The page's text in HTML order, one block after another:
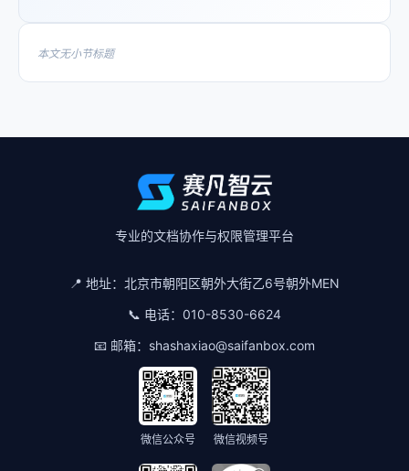
本文无小节标题
专业的文档协作与权限管理平台
📍 地址： 北京市朝阳区朝外大街乙6号朝外MEN
📞 电话： 010-8530-6624
📧 邮箱： shashaxiao@saifanbox.com
微信公众号 微信视频号